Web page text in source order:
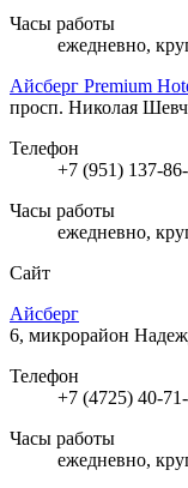
Часы работы
ежедневно,
Айсберг Premium
просп. Николая
Телефон
+7 (951) 137-
Часы работы
ежедневно,
Сайт
Айсберг
6, микрорайон
Телефон
+7 (4725) 40-
Часы работы
ежедневно,